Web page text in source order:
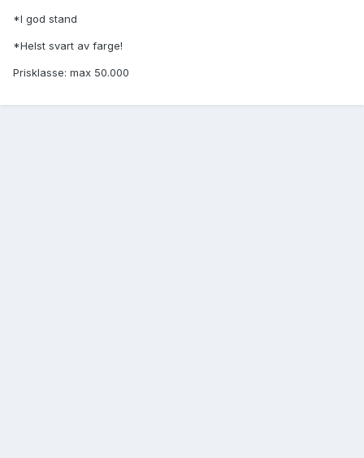
*I god stand
*Helst svart av farge!
Prisklasse: max 50.000